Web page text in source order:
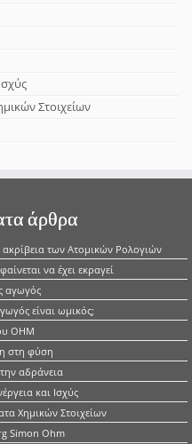
Στοιχείων
άρθρα
των Ατομικών Ρολογιών
να έχει εκραγεί
αγωγός
είναι ωμικός;
OHM
στη φύση
αδράνεια
και Ισχύς
Χημικών Στοιχείων
Simon Ohm